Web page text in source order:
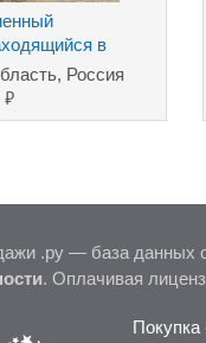
в
земл Россия
₽
.ру — база данных
. Оплачивая
Покупка